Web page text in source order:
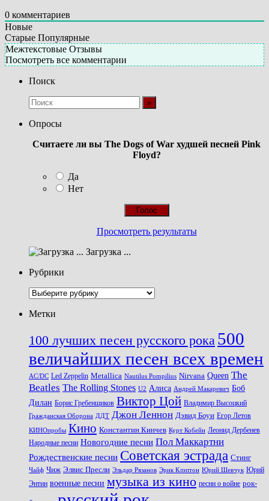
0 комментариев
Новые
Старые Популярные
Межтекстовые Отзывы
Посмотреть все комментарии
Поиск
Опросы
Считаете ли вы The Dogs of War худшей песней Pink
Floyd?
Да
Нет
Просмотреть результаты
Загрузка ...
Рубрики
Рубрики
Метки
100 лучших песен русского рока 500
величайших песен всех времен
AC/DC Led Zeppelin Metallica Nautilus Pompilius Nirvana Queen The
Beatles The Rolling Stones U2 Алиса Андрей Макаревич Боб
Дилан Борис Гребенщиков Виктор Цой Владимир Высоцкий
Гражданская Оборона ДДТ Джон Леннон Дэвид Боуи Егор Летов
КИНОпробы Кино Константин Кинчев Курт Кобейн Леонид Дербенев
Народные песни Новогодние песни Пол Маккартни
Рождественские песни Советская эстрада Стинг
Чайф Чиж Элвис Пресли Эльдар Рязанов Эрик Клэптон Юрий Шевчук Юрий
Энтин военные песни музыка из кино песни о войне рок-